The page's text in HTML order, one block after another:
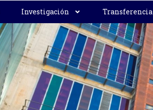
Investigación Transferencia